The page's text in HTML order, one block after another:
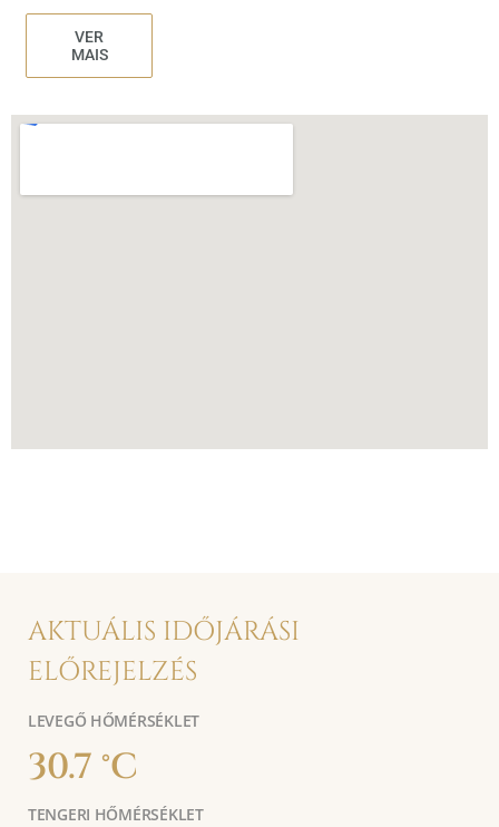
VER
MAIS
AKTUÁLIS IDŐJÁRÁSI
ELŐREJELZÉS
LEVEGŐ HŐMÉRSÉKLET
30.7 °C
TENGERI HŐMÉRSÉKLET